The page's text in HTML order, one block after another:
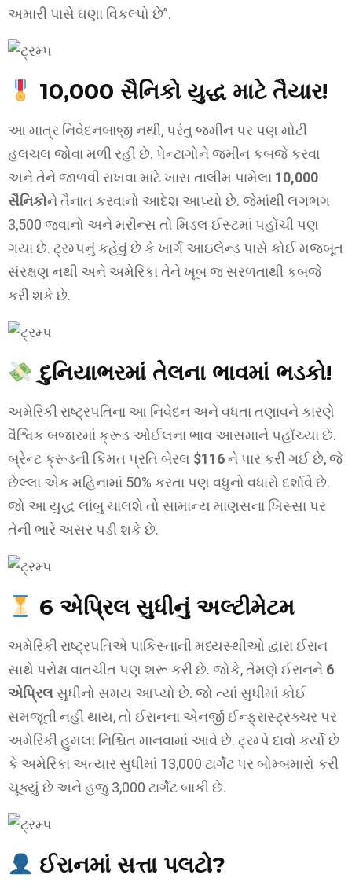
અમારી પાસે ઘણા વિકલ્પો છે”.
10,000 સૈનિકો યુદ્ધ માટે તૈયાર!
આ માત્ર નિવેદનબાજી નથી, પરંતુ જમીન પર પણ મોટી
હલચલ જોવા મળી રહી છે. પેન્ટાગોને જમીન કબજે કરવા
અને તેને જાળવી રાખવા માટે ખાસ તાલીમ પામેલા 10,000
સૈનિકોને તૈનાત કરવાનો આદેશ આપ્યો છે. જેમાંથી લગભગ
3,500 જવાનો અને મરીન્સ તો મિડલ ઈસ્ટમાં પહોંચી પણ
ગયા છે. ટ્રમ્પનું કહેવું છે કે ખાર્ગ આઇલેન્ડ પાસે કોઈ મજબૂત
સંરક્ષણ નથી અને અમેરિકા તેને ખૂબ જ સરળતાથી કબજે
કરી શકે છે.
દુનિયાભરમાં તેલના ભાવમાં ભડકો!
અમેરિકી રાષ્ટ્રપતિના આ નિવેદન અને વધતા તણાવને કારણે
વૈશ્વિક બજારમાં ક્રૂડ ઓઈલના ભાવ આસમાને પહોંચ્યા છે.
બ્રેન્ટ ક્રૂડની કિંમત પ્રતિ બેરલ $116ને પાર કરી ગઈ છે, જે
છેલ્લા એક મહિનામાં 50% કરતા પણ વધુનો વધારો દર્શાવે છે.
જો આ યુદ્ધ લાંબુ ચાલશે તો સામાન્ય માણસના ખિસ્સા પર
તેની ભારે અસર પડી શકે છે.
6 એપ્રિલ સુધીનું અલ્ટીમેટમ
અમેરિકી રાષ્ટ્રપતિએ પાકિસ્તાની મધ્યસ્થીઓ દ્વારા ઈરાન
સાથે પરોક્ષ વાતચીત પણ શરૂ કરી છે. જોકે, તેમણે ઈરાનને 6
એપ્રિલસુધીનો સમય આપ્યો છે. જો ત્યાં સુધીમાં કોઈ
સમજૂતી નહીં થાય, તો ઈરાનના એનર્જી ઈન્ફ્રાસ્ટ્રક્ચર પર
અમેરિકી હુમલા નિશ્ચિત માનવામાં આવે છે. ટ્રમ્પે દાવો કર્યો છે
કે અમેરિકા અત્યાર સુધીમાં 13,000 ટાર્ગેટ પર બોમ્બમારો કરી
ચૂક્યું છે અને હજુ 3,000 ટાર્ગેટ બાકી છે.
ઈરાનમાં સત્તા પલટો?